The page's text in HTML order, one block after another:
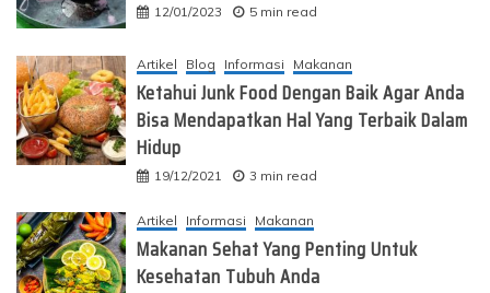
12/01/2023 5 min read
Artikel Blog Informasi Makanan
Ketahui Junk Food Dengan Baik Agar Anda
Bisa Mendapatkan Hal Yang Terbaik Dalam
Hidup
19/12/2021 3 min read
Artikel Informasi Makanan
Makanan Sehat Yang Penting Untuk
Kesehatan Tubuh Anda